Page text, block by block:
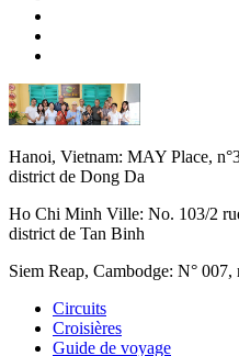
Hanoi, Vietnam: MAY Place,
district de Dong Da
Ho Chi Minh Ville: No. 103/2
district de Tan Binh
Siem Reap, Cambodge: N° 007,
Circuits
Croisières
Guide de voyage